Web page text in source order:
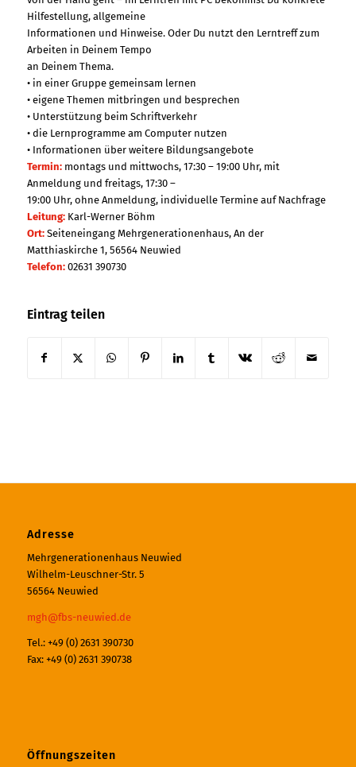
Hilfestellung, allgemeine
Informationen und Hinweise. Oder Du nutzt den Lerntreff zum
Arbeiten in Deinem Tempo
an Deinem Thema.
• in einer Gruppe gemeinsam lernen
• eigene Themen mitbringen und besprechen
• Unterstützung beim Schriftverkehr
• die Lernprogramme am Computer nutzen
• Informationen über weitere Bildungsangebote
Termin:montags und mittwochs, 17:30 – 19:00 Uhr, mit
Anmeldung und freitags, 17:30 –
19:00 Uhr, ohne Anmeldung, individuelle Termine auf Nachfrage
Leitung:Karl-Werner Böhm
Ort:Seiteneingang Mehrgenerationenhaus, An der
Matthiaskirche 1, 56564 Neuwied
Telefon:02631 390730
Eintrag teilen
Adresse
Mehrgenerationenhaus Neuwied
Wilhelm-Leuschner-Str. 5
56564 Neuwied
mgh@fbs-neuwied.de
Tel.: +49 (0) 2631 390730
Fax: +49 (0) 2631 390738
Öffnungszeiten